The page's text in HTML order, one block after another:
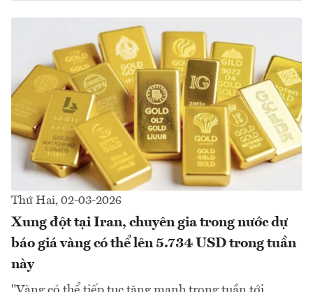
Thứ Hai, 02-03-2026
Xung đột tại Iran, chuyên gia trong nước dự
báo giá vàng có thể lên 5.734 USD trong tuần
này